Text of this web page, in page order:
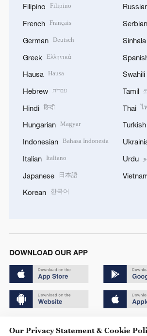
Filipino Filipino
French Français
German Deutsch
Greek Ελληνικά
Hausa Hausa
Hebrew עברית
Hindi हिन्दी
Hungarian Magyar
Indonesian Bahasa Indonesia
Italian Italiano
Japanese 日本語
Korean 한국어
Serbian
Sinhala
Swahili
Tamil
Thai ไ
Turkish
Urdu
DOWNLOAD OUR APP
Our Privacy Statement & Cookie